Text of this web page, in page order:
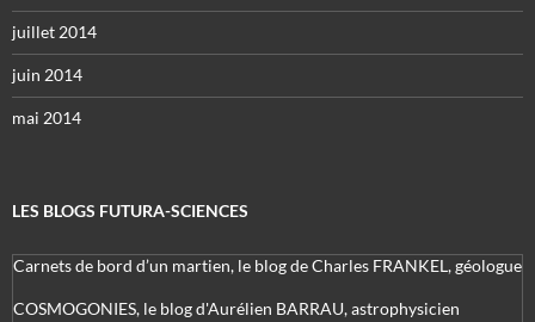
juillet 2014
juin 2014
mai 2014
LES BLOGS FUTURA-SCIENCES
Carnets de bord d’un martien, le blog de Charles FRANKEL, géologue
COSMOGONIES, le blog d'Aurélien BARRAU, astrophysicien